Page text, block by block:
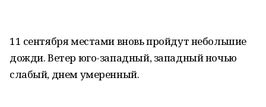
11 сентября местами вновь пройдут небольшие
дожди. Ветер юго-западный, западный ночью
слабый, днем умеренный.